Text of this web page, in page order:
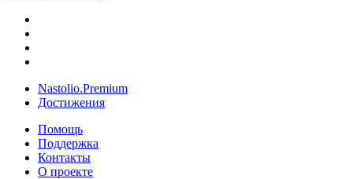
Nastolio.Premium
Достижения
Помощь
Поддержка
Контакты
О проекте